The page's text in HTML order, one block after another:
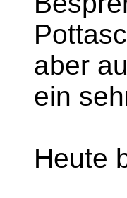
aber
ein
Heute